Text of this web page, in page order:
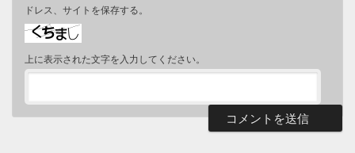
ドレス、サイトを保存する。
上に表示された文字を入力してください。